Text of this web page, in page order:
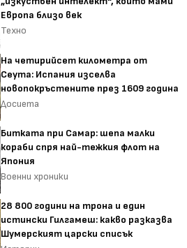
Европа близо век
Техно
На четирийсет километра от
Сеута: Испания изселва
новопокръстените през 1609 година
Досиета
Битката при Самар: шепа малки
кораби спря най-тежкия флот на
Япония
Военни хроники
28 800 години на трона и един
истински Гилгамеш: какво разказва
Шумерският царски списък